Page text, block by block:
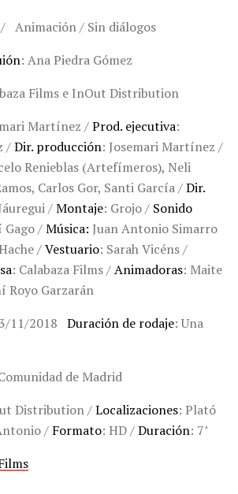
Animación / Sin diálogos
: Ana Piedra Gómez
Films e InOut Distribution
Martínez /Prod. ejecutiva:
/Dir. producción: Josemari Martínez /
Renieblas (Artefímeros), Neli
Carlos Gor, Santi García /Dir.
/Montaje: Grojo / Sonido
/Música: Juan Antonio Simarro
/Vestuario: Sarah Vicéns /
: Calabaza Films /Animadoras: Maite
Royo Garzarán
11/2018 Duración de rodaje: Una
de Madrid
Distribution /Localizaciones: Plató
/ Formato: HD /Duración: 7’